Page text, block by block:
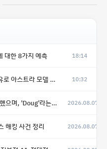
대한 8가지 예측 18:14
트라 모델 출시 연기 10:32
훨씬 더 큰 모델을 활발히 개발 중 2026.08.07
해킹 사건 정리 2026.08.07